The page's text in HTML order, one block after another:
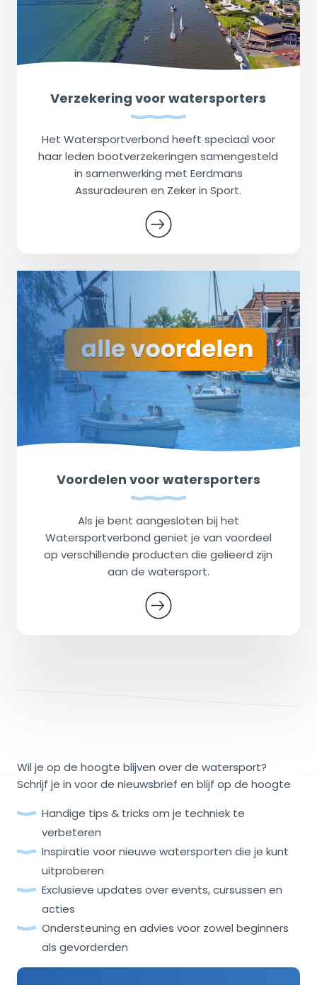
Verzekering voor watersporters
Het Watersportverbond heeft speciaal voor
haar leden bootverzekeringen samengesteld
in samenwerking met Eerdmans
Assuradeuren en Zeker in Sport.
Voordelen voor watersporters
Als je bent aangesloten bij het
Watersportverbond geniet je van voordeel
op verschillende producten die gelieerd zijn
aan de watersport.
Wil je op de hoogte blijven over de watersport?
Schrijf je in voor de nieuwsbrief en blijf op de hoogte
Handige tips & tricks om je techniek te
verbeteren
Inspiratie voor nieuwe watersporten die je kunt
uitproberen
Exclusieve updates over events, cursussen en
acties
Ondersteuning en advies voor zowel beginners
als gevorderden